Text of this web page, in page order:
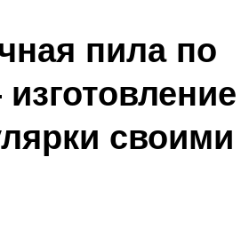
пила по
своими